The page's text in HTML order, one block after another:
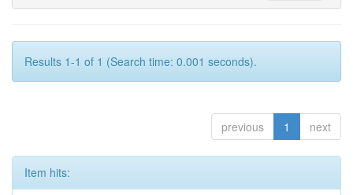
Results 1-1 of 1 (Search time: 0.001 seconds).
previous 1 next
Item hits: